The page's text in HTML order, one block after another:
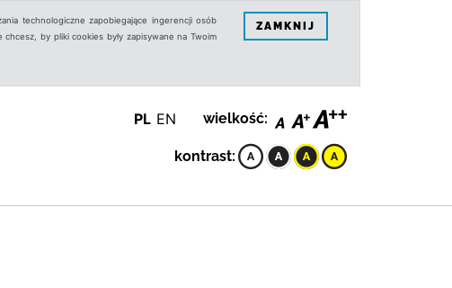
technologiczne zapobiegające ingerencji osób
by pliki cookies były zapisywane na Twoim
ZAMKNIJ
PL EN wielkość:
kontrast: